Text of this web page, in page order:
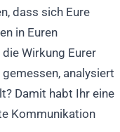
dass sich Eure
in Euren
Wirkung Eurer
analysiert
Damit habt Ihr eine
Kommunikation